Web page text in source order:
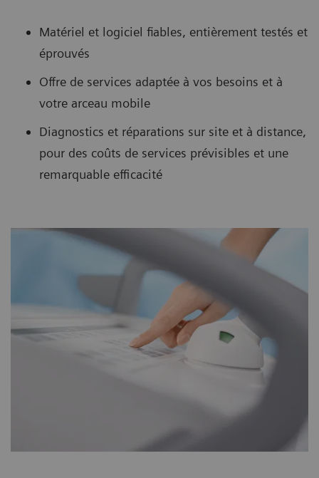
Matériel et logiciel fiables, entièrement testés et
éprouvés
Offre de services adaptée à vos besoins et à
votre arceau mobile
Diagnostics et réparations sur site et à distance,
pour des coûts de services prévisibles et une
remarquable efficacité